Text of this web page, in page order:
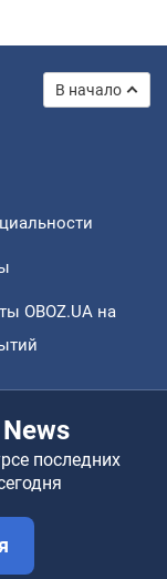
В начало
OBOZ.UA на
последних